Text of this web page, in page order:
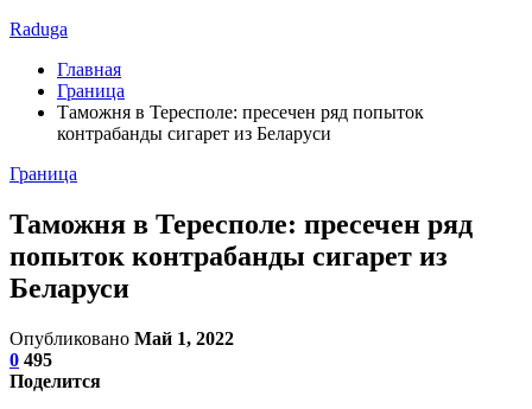
Raduga
Главная
Граница
Таможня в Тересполе: пресечен ряд попыток
контрабанды сигарет из Беларуси
Граница
Таможня в Тересполе: пресечен ряд
попыток контрабанды сигарет из
Беларуси
Опубликовано Май 1, 2022
0 495
Поделится